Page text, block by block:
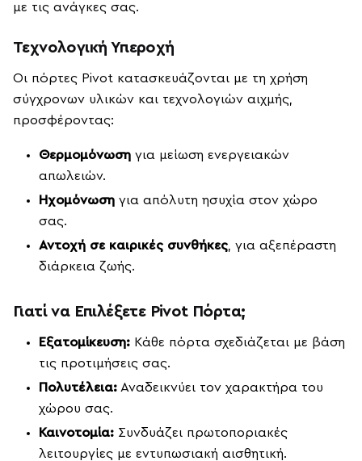
με τις ανάγκες σας.
Τεχνολογική Υπεροχή
Οι πόρτες Pivot κατασκευάζονται με τη χρήση
σύγχρονων υλικών και τεχνολογιών αιχμής,
προσφέροντας:
Θερμομόνωση για μείωση ενεργειακών
απωλειών.
Ηχομόνωση για απόλυτη ησυχία στον χώρο
σας.
Αντοχή σε καιρικές συνθήκες , για αξεπέραστη
διάρκεια ζωής.
Γιατί να Επιλέξετε Pivot Πόρτα;
Εξατομίκευση: Κάθε πόρτα σχεδιάζεται με βάση
τις προτιμήσεις σας.
Πολυτέλεια: Αναδεικνύει τον χαρακτήρα του
χώρου σας.
Καινοτομία: Συνδυάζει πρωτοποριακές
λειτουργίες με εντυπωσιακή αισθητική.